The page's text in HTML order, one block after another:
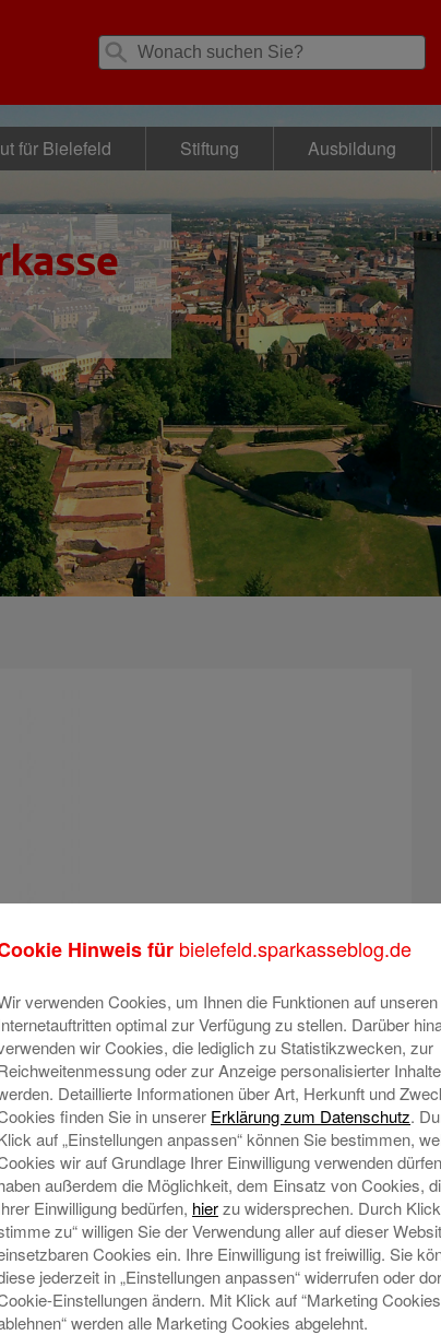
für Bielefeld Stiftung Ausbildung
Hinweis für bielefeld.sparkasseblog.de
verwenden Cookies, um Ihnen die Funktionen auf unseren
optimal zur Verfügung zu stellen. Darüber
wir Cookies, die lediglich zu Statistikzwecken, zur
oder zur Anzeige personalisierter
Detaillierte Informationen über Art, Herkunft und
finden Sie in unserer Erklärung zum Datenschutz.
auf „Einstellungen anpassen“ können Sie bestimmen,
wir auf Grundlage Ihrer Einwilligung verwenden
außerdem die Möglichkeit, dem Einsatz von Cookies,
Einwilligung bedürfen, hierzu widersprechen. Durch
zu“ willigen Sie der Verwendung aller auf dieser
Cookies ein. Ihre Einwilligung ist freiwillig. Sie
jederzeit in „Einstellungen anpassen“ widerrufen oder
Einstellungen ändern. Mit Klick auf “Marketing Cookies
werden alle Marketing Cookies abgelehnt.